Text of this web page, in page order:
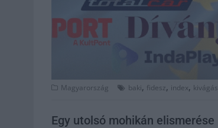
Magyarország baki, fidesz, index, kivágás
Egy utolsó mohikán elismerése